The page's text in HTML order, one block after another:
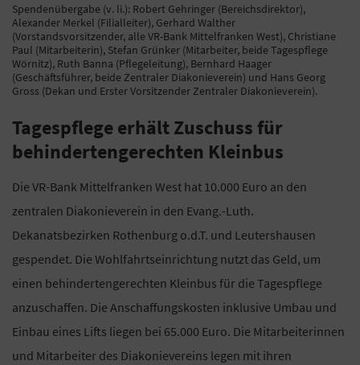
Spendenübergabe (v. li.): Robert Gehringer (Bereichsdirektor),
Alexander Merkel (Filialleiter), Gerhard Walther
(Vorstandsvorsitzender, alle VR-Bank Mittelfranken West), Christiane
Paul (Mitarbeiterin), Stefan Grünker (Mitarbeiter, beide Tagespflege
Wörnitz), Ruth Banna (Pflegeleitung), Bernhard Haager
(Geschäftsführer, beide Zentraler Diakonieverein) und Hans Georg
Gross (Dekan und Erster Vorsitzender Zentraler Diakonieverein).
Tagespflege erhält Zuschuss für
behindertengerechten Kleinbus
Die VR-Bank Mittelfranken West hat 10.000 Euro an den
zentralen Diakonieverein in den Evang.-Luth.
Dekanatsbezirken Rothenburg o.d.T. und Leutershausen
gespendet. Die Wohlfahrtseinrichtung nutzt das Geld, um
einen behindertengerechten Kleinbus für die Tagespflege
anzuschaffen. Die Anschaffungskosten inklusive Umbau und
Einbau eines Lifts liegen bei 65.000 Euro. Die Mitarbeiterinnen
und Mitarbeiter des Diakonievereins legen mit ihren